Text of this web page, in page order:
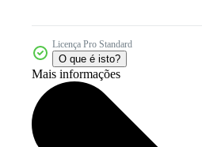
Licença Pro Standard
O que é isto?
Mais informações